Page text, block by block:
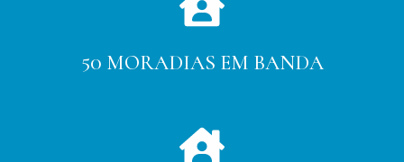
50 MORADIAS EM BANDA